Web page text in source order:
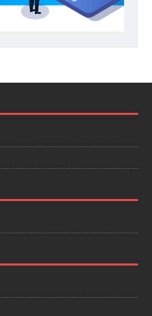
るイベント開催 】香川・大阪勤務
74年間黒字経営 ｜ 合田工務店
ー ｜ 幅広くマルチに活躍する人
とが可能 ｜ 住宅手当有 ｜ スチー
日 ]